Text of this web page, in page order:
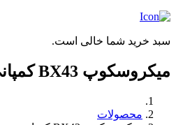
سبد خرید شما خالی است.
میکروسکوپ BX43 کمپانی Olympus ژاپن
محصولات